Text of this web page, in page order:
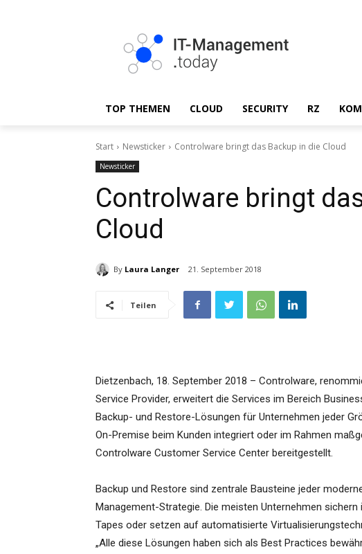
TOP THEMEN CLOUD SECURITY RZ
Start Newsticker Controlware bringt das Backup in die Cloud
Newsticker
Controlware bringt
Cloud
By Laura Langer 21. September 2018
Teilen
Dietzenbach, 18. September 2018 – Controlware,
Service Provider, erweitert die Services im Bereich
Backup- und Restore-Lösungen für Unternehmen jeder
On-Premise beim Kunden integriert oder im Rahmen
Controlware Customer Service Center bereitgestellt.
Backup und Restore sind zentrale Bausteine jeder
Management-Strategie. Die meisten Unternehmen
Tapes oder setzen auf automatisierte
„Alle diese Lösungen haben sich als Best Practices